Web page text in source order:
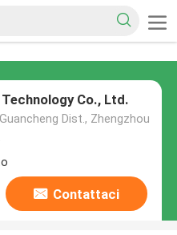
Co., Ltd.
Dist., Zhengzhou
Contattaci